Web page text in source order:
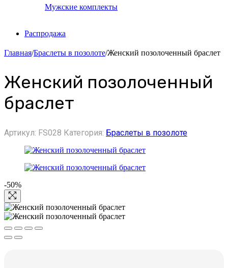
Мужские комплекты
Распродажа
Главная/Браслеты в позолоте/Женский позолоченный браслет
Женский позолоченный
браслет
Артикул: FS028 Категория: Браслеты в позолоте
-50%